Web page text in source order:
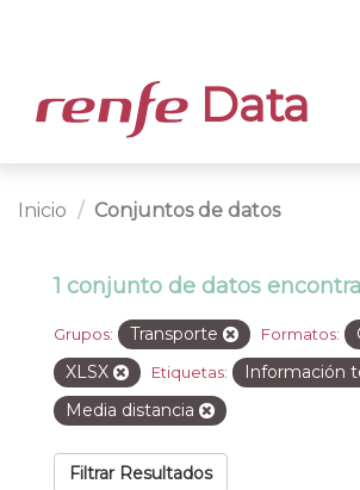
Data
Inicio Conjuntos de datos
1 conjunto de datos
Grupos: Transporte Formatos:
XLSX
Etiquetas:
Información
Media distancia
Filtrar Resultados